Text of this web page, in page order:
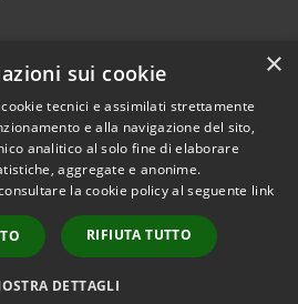
Copyright © 2026 • Comune di
Moscufo • Powered by
Municipium•
Accesso
redazione
×
sui cookie
tecnici e assimilati strettamente
e alla navigazione del sito,
analitico al solo fine di elaborare
aggregate e anonime.
la cookie policy al seguente link
RIFIUTA TUTTO
DETTAGLI